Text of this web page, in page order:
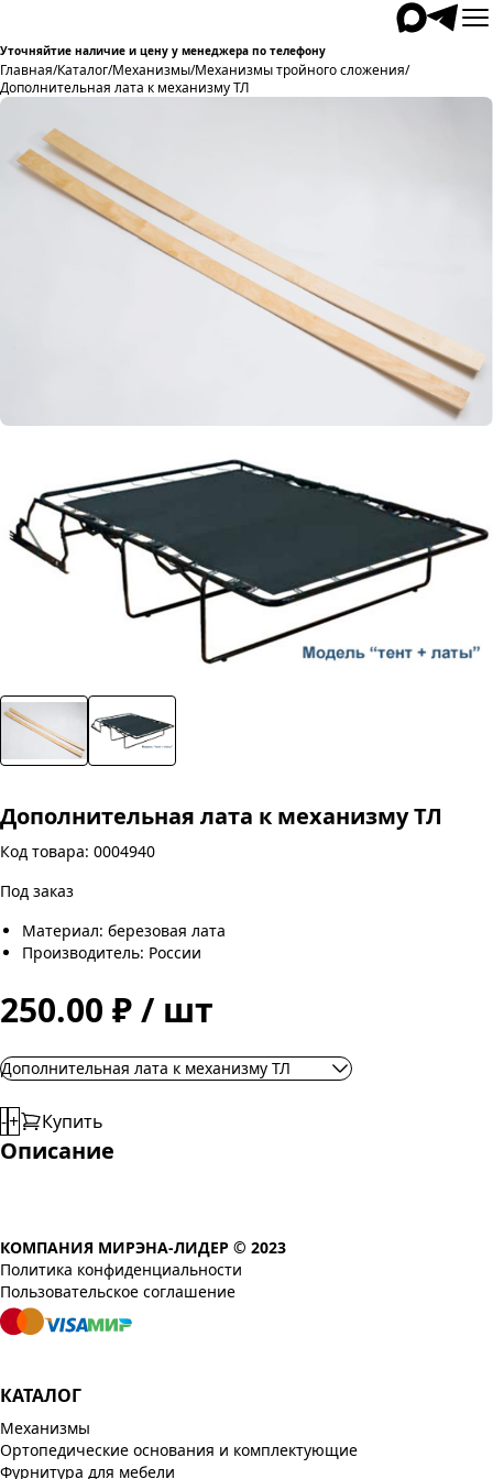
Уточняйтие наличие и цену у менеджера по телефону
Главная/Каталог/Механизмы/Механизмы тройного сложения/
Дополнительная лата к механизму ТЛ
Дополнительная лата к механизму ТЛ
Код товара: 0004940
Под заказ
Материал: березовая лата
Производитель: России
250.00 ₽ / шт
Дополнительная лата к механизму ТЛ
-+ Купить
Описание
КОМПАНИЯ МИРЭНА-ЛИДЕР © 2023
Политика конфиденциальности
Пользовательское соглашение
КАТАЛОГ
Механизмы
Ортопедические основания и комплектующие
Фурнитура для мебели